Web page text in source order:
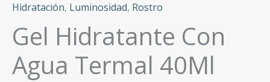
Hidratación, Luminosidad, Rostro
Gel Hidratante Con
Agua Termal 40Ml